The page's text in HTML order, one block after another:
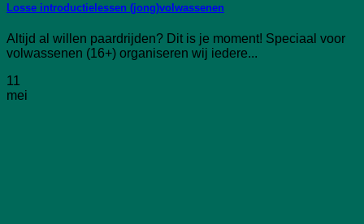
Losse introductielessen (jong)volwassenen
Altijd al willen paardrijden? Dit is je moment! Speciaal voor
volwassenen (16+) organiseren wij iedere...
11
mei